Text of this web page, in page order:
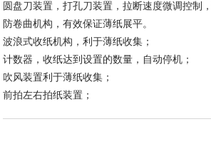
圆盘刀装置，打孔刀装置，拉断速度微调控制
防卷曲机构，有效保证薄纸展平。
波浪式收纸机构，利于薄纸收集；
计数器，收纸达到设置的数量，自动停机；
吹风装置利于薄纸收集；
前拍左右拍纸装置；